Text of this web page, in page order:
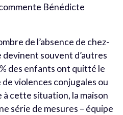
Bénédicte
de l’absence de chez-
devinent souvent d’autres
des enfants ont quitté le
violences conjugales ou
cette situation, la maison
série de mesures – équipe